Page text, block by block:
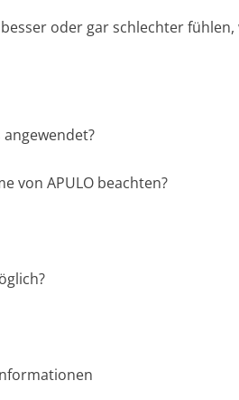
oder gar schlechter fühlen,
angewendet?
von APULO beachten?